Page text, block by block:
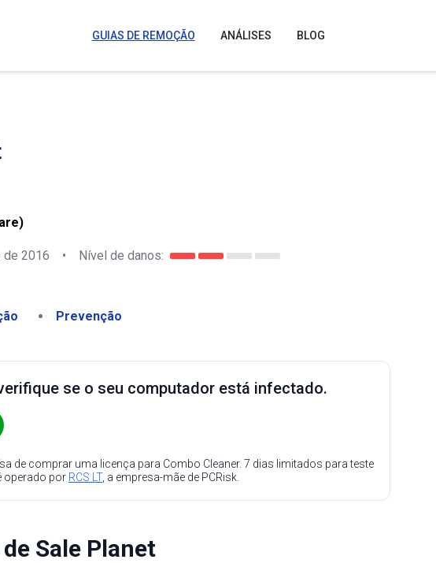
GUIAS DE REMOÇÃO ANÁLISES BLOG
de 2016 • Nível de danos:
Prevenção
se o seu computador está infectado.
de comprar uma licença para Combo Cleaner. 7 dias limitados para teste
operado por RCS LT, a empresa-mãe de PCRisk.
Sale Planet